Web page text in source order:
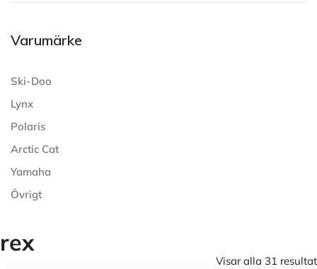
Varumärke
Ski-Doo
Lynx
Polaris
Arctic Cat
Yamaha
Övrigt
rex
Visar alla 31 resultat